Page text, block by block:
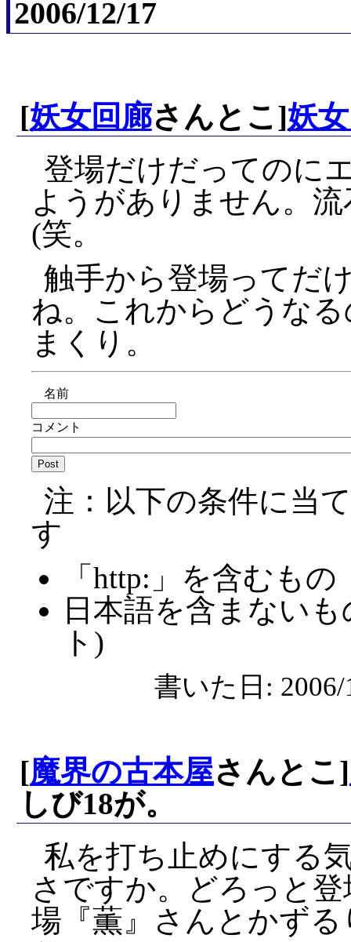
2006/12/17
[妖女回廊さんとこ]妖
登場だけだってのに
ようがありません。
(笑。
触手から登場ってだ
ね。これからどうな
まくり。
名前
コメント
注：以下の条件に当
す
「http:」を含むもの
日本語を含まない
ト)
書いた日:
[魔界の古本屋さんとこ]
しび18が。
私を打ち止めにする
さですか。どろっと
場『薫』さんとかず